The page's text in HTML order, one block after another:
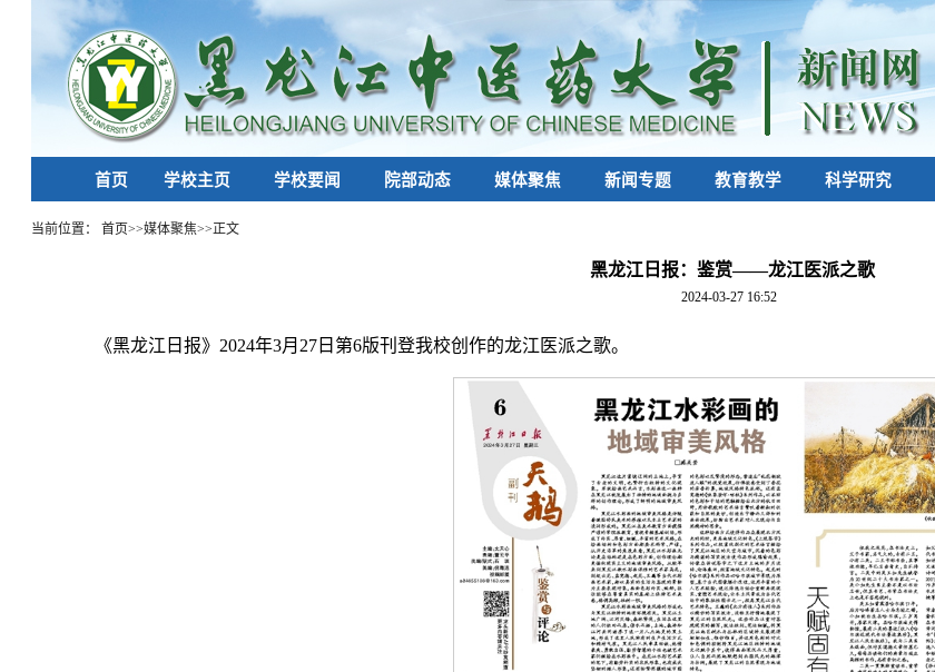
首页 学校主页 学校要闻 院部动态 媒体聚焦 新闻专题 教育教学 科学研究
当前位置： 首页>>媒体聚焦>>正文
黑龙江日报：鉴赏——龙江医派之歌
2024-03-27 16:52
《黑龙江日报》2024年3月27日第6版刊登我校创作的龙江医派之歌。